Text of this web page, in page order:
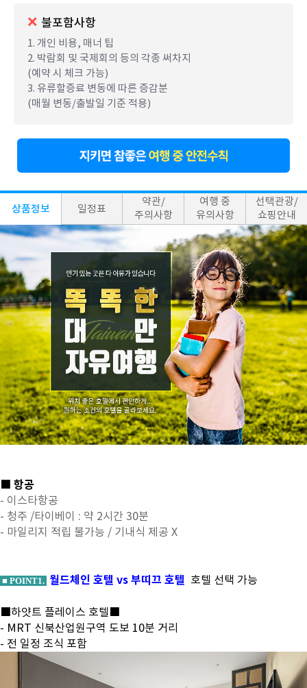
불포함사항
1. 개인 비용, 매너 팁
2. 박람회 및 국제회의 등의 각종 써차지
(예약 시 체크 가능)
3. 유류할증료 변동에 따른 증감분
(매월 변동/출발일 기준 적용)
상품정보 일정표
약관/
주의사항
여행 중
유의사항
선택관광/
쇼핑안내
■ 항공
- 이스타항공
- 청주 /타이베이 : 약 2시간 30분
- 마일리지 적립 불가능 / 기내식 제공 X
■ POINT1. 월드체인 호텔 vs 부띠끄 호텔 호텔 선택 가능
■하얏트 플레이스 호텔■
- MRT 신북산업원구역 도보 10분 거리
- 전 일정 조식 포함